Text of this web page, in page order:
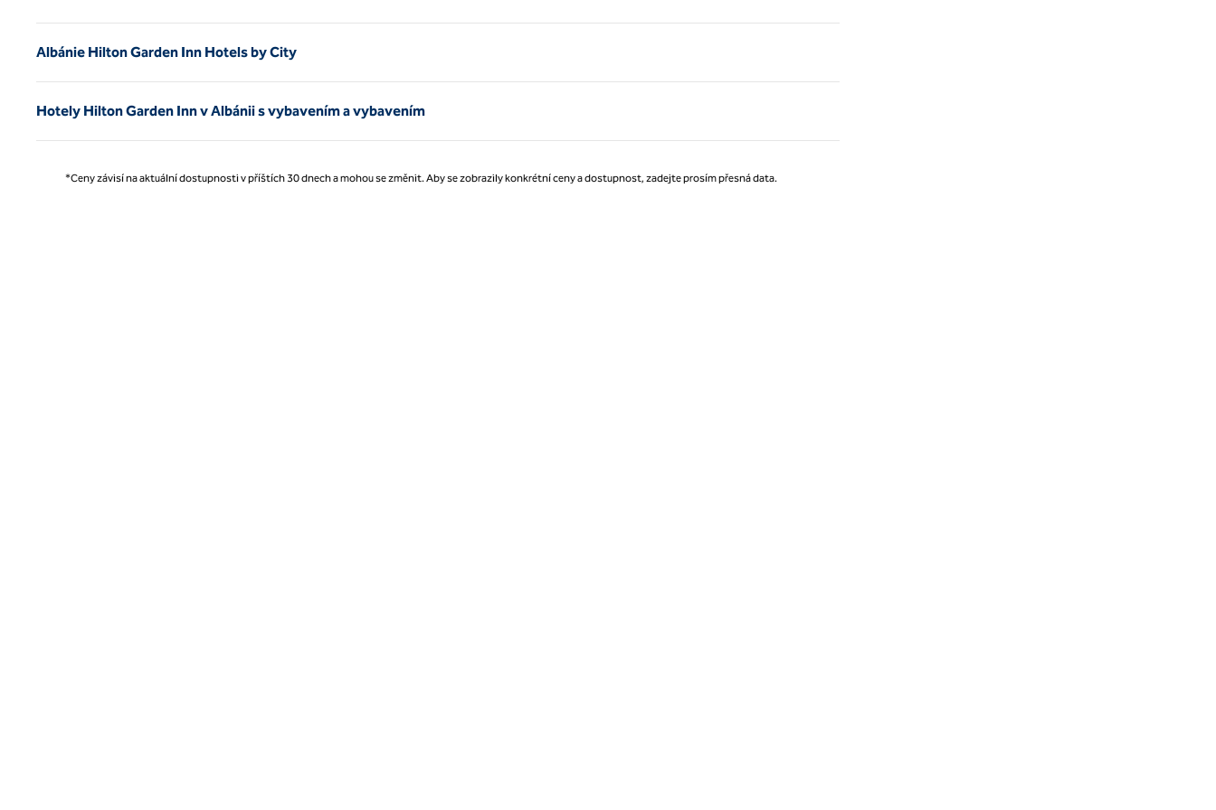
Albánie Hilton Garden Inn Hotels by City
Hotely Hilton Garden Inn v Albánii s vybavením a vybavením
*Ceny závisí na aktuální dostupnosti v příštích 30 dnech a mohou se změnit. Aby se zobrazily konkrétní ceny a dostupnost, zadejte prosím přesná data.